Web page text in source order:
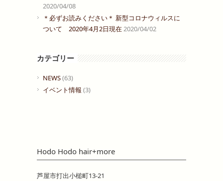
2020/04/08
＊必ずお読みください＊ 新型コロナウィルスに
ついて 2020年4月2日現在2020/04/02
カテゴリー
NEWS(63)
イベント情報 (3)
Hodo Hodo hair+more
芦屋市打出小槌町13-21